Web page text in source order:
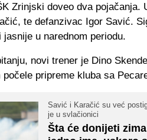
Zrinjski doveo dva pojačanja.
te defanzivac Igor Savić.
u narednom periodu.
novi trener je Dino
pripreme kluba sa
Savić i Karačić su već
je u svlačionici
Šta će donijeti